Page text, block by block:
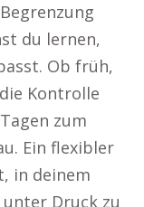
du lernen,
Ob früh,
Kontrolle
zum
Ein flexibler
in deinem
Druck zu